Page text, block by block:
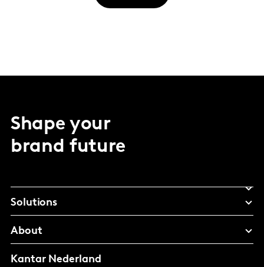
Shape your
brand future
Solutions
About
Kantar Nederland